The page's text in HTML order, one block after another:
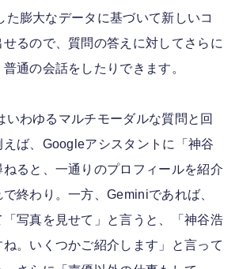
た膨大なデータに基づいて新しいコ
るので、質問の答えに対してさらに
通の会話をしたりできます。
いわゆるマルチモーダルな質問と回
ば、Googleアシスタントに「神谷
ると、一通りのプロフィールを紹介
終わり。一方、Geminiであれば、
写真を見せて」と言うと、「神谷浩
。いくつかご紹介します」と言って